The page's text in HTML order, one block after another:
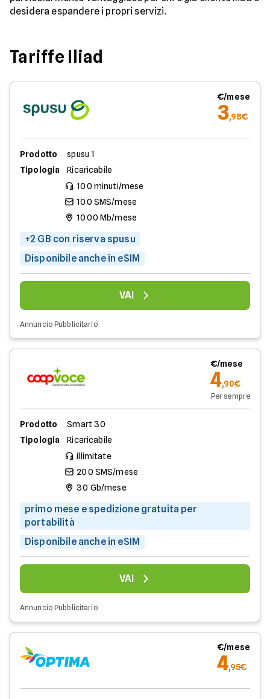
desidera espandere i propri servizi.
Tariffe Iliad
€/mese
3,98€
Prodotto
spusu 1
Tipologia
Ricaricabile
100 minuti/mese
100 SMS/mese
1000 Mb/mese
+2 GB con riserva spusu
Disponibile anche in eSIM
VAI
Annuncio Pubblicitario
€/mese
4,90€
Per sempre
Prodotto
Smart 30
Tipologia
Ricaricabile
illimitate
200 SMS/mese
30 Gb/mese
primo mese e spedizione gratuita per
portabilità
Disponibile anche in eSIM
VAI
Annuncio Pubblicitario
€/mese
4,95€